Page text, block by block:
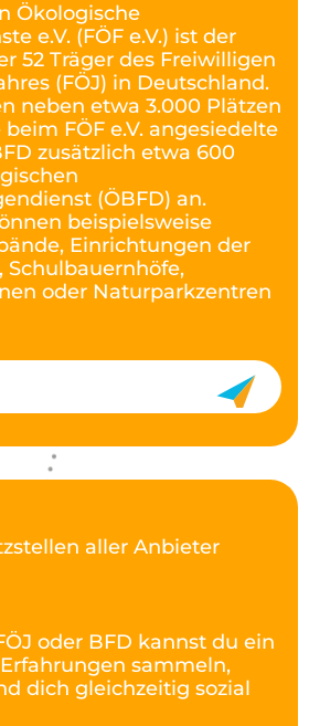
Ökologische
e.V. (FÖF e.V.) ist der
52 Träger des Freiwilligen
(FÖJ) in Deutschland.
neben etwa 3.000 Plätzen
FÖF e.V. angesiedelte
zusätzlich etwa 600
(ÖBFD) an.
beispielsweise
Einrichtungen der
oder Naturparkzentren
aller Anbieter
oder BFD kannst du ein
sammeln,
dich gleichzeitig sozial